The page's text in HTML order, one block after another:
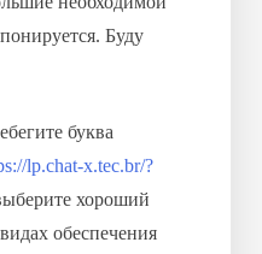
Буду
буква
lp.chat-x.tec.br/?
хороший
обеспечения